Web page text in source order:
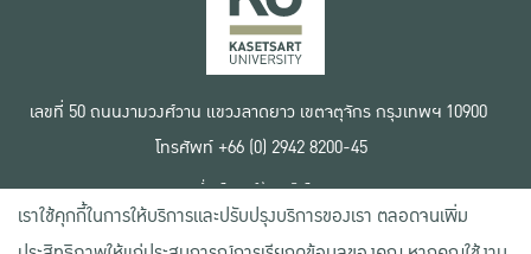
เลขที่ 50 ถนนงามวงศ์วาน แขวงลาดยาว เขตจตุจักร กรุงเทพฯ 10900
โทรศัพท์ +66 (0) 2942 8200-45
เงื่อนไขการใช้งานเว็บไซต์
ข้อตกลงด้านสิทธิ์ใช้งาน
นโยบายความเป็นส่วนตัว
เราใช้คุกกี้ในการให้บริการและปรับปรุงบริการของเรา ตลอดจนเพิ่ม